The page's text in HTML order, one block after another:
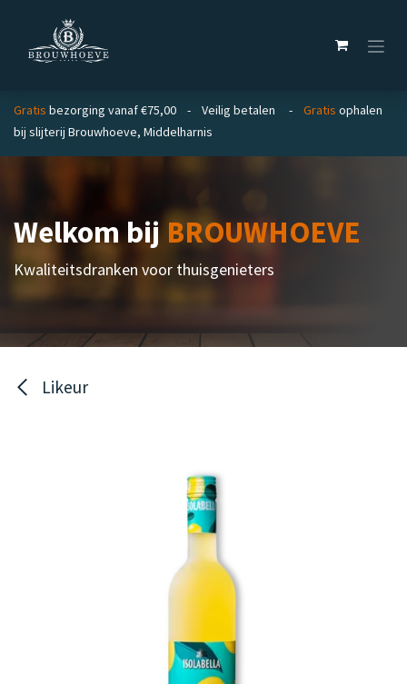
Gratis bezorging vanaf €75,00 - Veilig betalen - Gratis ophalen
bij slijterij Brouwhoeve, Middelharnis
Welkom bijBROUWHOEVE
Kwaliteitsdranken voor thuisgenieters
Likeur